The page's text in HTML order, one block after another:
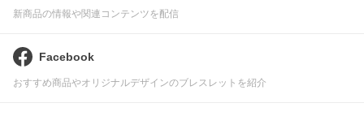
新商品の情報や関連コンテンツを配信
Facebook
おすすめ商品やオリジナルデザインのブレスレットを紹介